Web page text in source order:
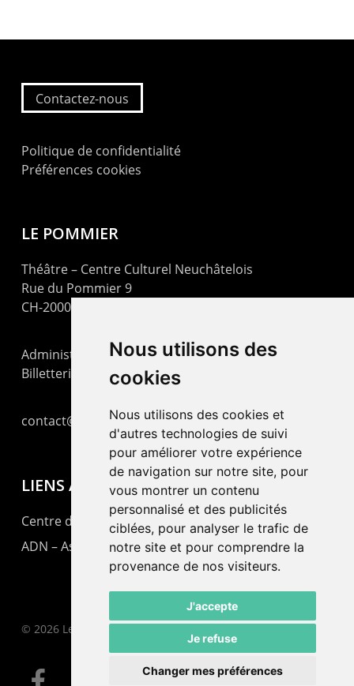
Nous utilisons des
cookies
Nous utilisons des cookies et
d'autres technologies de suivi
pour améliorer votre expérience
de navigation sur notre site, pour
vous montrer un contenu
personnalisé et des publicités
ciblées, pour analyser le trafic de
notre site et pour comprendre la
provenance de nos visiteurs.
J'accepte
Je refuse
Changer mes préférences
Contactez-nous
Politique de confidentialité
Préférences cookies
LE POMMIER
Théâtre – Centre Culturel Neuchâtelois
Rue du Pommier 9
CH-2000 Neuchâtel
Administration : +41 32 725 03 03
Billetterie : +41 32 725 05 05
contact@lepommier.ch
LIENS AMIS
Centre de culture ABC
ADN – Association Danse Neuchâtel
© 2026 Le Pommier.
facebook email